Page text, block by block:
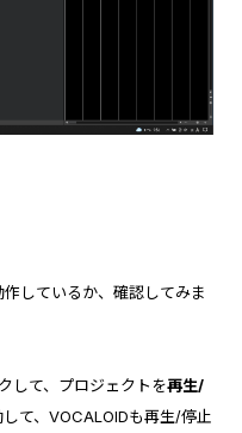
作しているか、確認してみま
して、プロジェクトを再生/
て、VOCALOIDも再生/停止